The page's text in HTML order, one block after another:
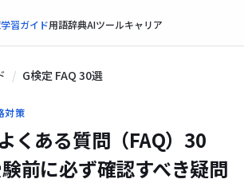
学習ガイド用語辞典AIツールキャリア
G検定 FAQ 30選
対策
くある質問（FAQ）30
前に必ず確認すべき疑問